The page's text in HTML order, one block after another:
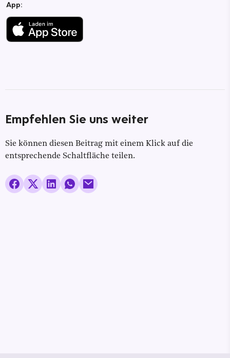
App:
Empfehlen Sie uns weiter
Sie können diesen Beitrag mit einem Klick auf die
entsprechende Schaltfläche teilen.